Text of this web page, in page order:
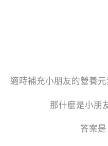
適時補充小朋友的營養
那什麼是小朋
答案是